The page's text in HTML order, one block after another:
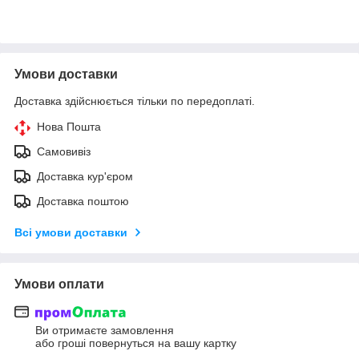
Умови доставки
Доставка здійснюється тільки по передоплаті.
Нова Пошта
Самовивіз
Доставка кур'єром
Доставка поштою
Всі умови доставки
Умови оплати
Ви отримаєте замовлення
або гроші повернуться на вашу картку